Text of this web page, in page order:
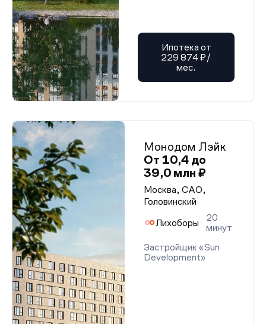
Ипотека от
229 874 ₽/
мес.
Монодом Лэйк
От 10,4 до
39,0 млн ₽
Москва, САО,
Головинский
Лихоборы
20
минут
Застройщик «Sun
Development»